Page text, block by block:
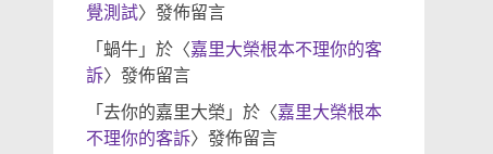
覺測試〉發佈留言
「 蝸牛」於〈嘉里大榮根本不理你的客
訴〉發佈留言
「 去你的嘉里大榮 」於〈嘉里大榮根本
不理你的客訴〉發佈留言